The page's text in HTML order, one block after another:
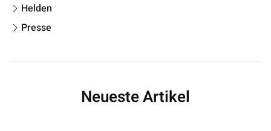
Helden
Presse
Neueste Artikel